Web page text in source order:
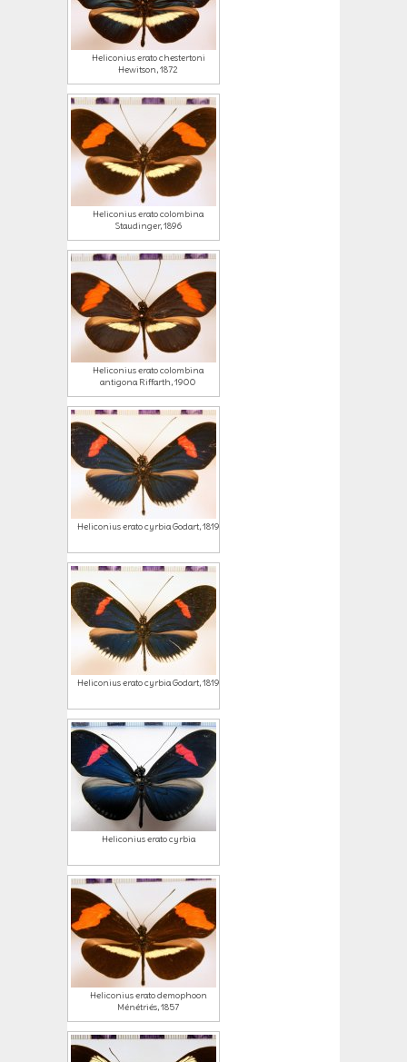
Heliconius erato chestertoni
Hewitson, 1872
Heliconius erato colombina
Staudinger, 1896
Heliconius erato colombina
antigona Riffarth, 1900
Heliconius erato cyrbia Godart, 1819
Heliconius erato cyrbia Godart, 1819
Heliconius erato cyrbia
Heliconius erato demophoon
Ménétriés, 1857